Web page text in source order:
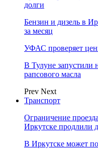
долги
Бензин и дизель в
за месяц
УФАС проверяет
В Тулуне запустили
рапсового масла
Prev Next
Транспорт
Ограничение
Иркутске продлили
В Иркутске может